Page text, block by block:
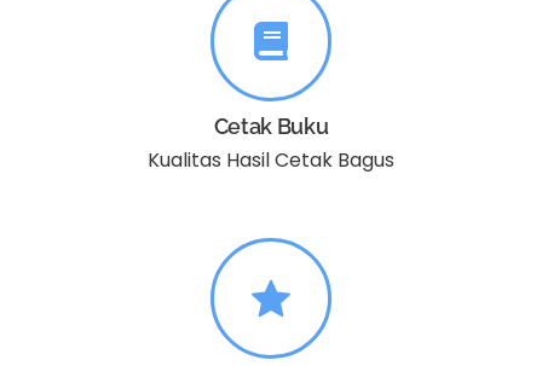
Cetak Buku
Kualitas Hasil Cetak Bagus